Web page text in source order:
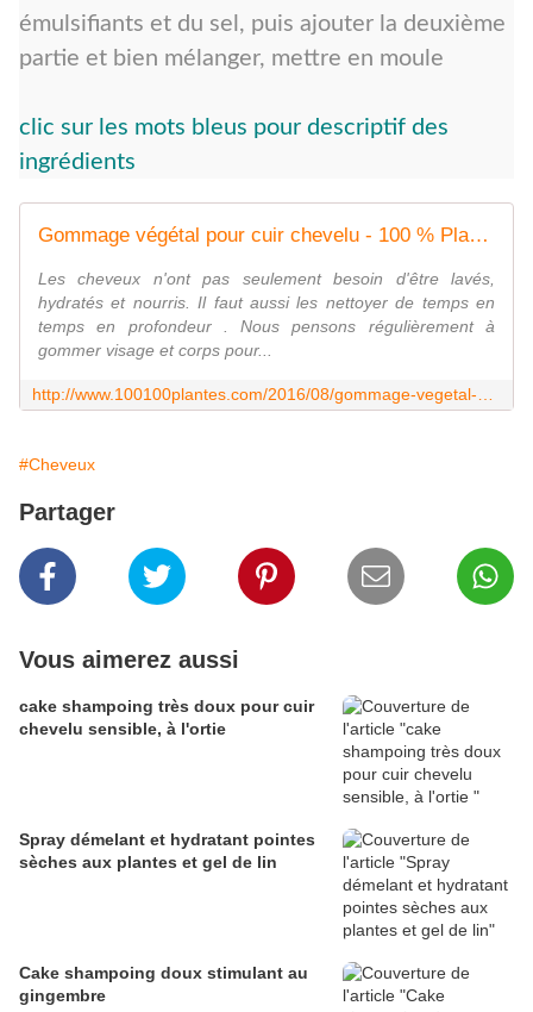
émulsifiants et du sel, puis ajouter la deuxième
partie et bien mélanger, mettre en moule
clic sur les mots bleus pour descriptif des
ingrédients
Gommage végétal pour cuir chevelu - 100 % Plantes Ma Passion
Les cheveux n'ont pas seulement besoin d'être lavés,
hydratés et nourris. Il faut aussi les nettoyer de temps en
temps en profondeur . Nous pensons régulièrement à
gommer visage et corps pour...
#Cheveux
Partager
Vous aimerez aussi
cake shampoing très doux pour cuir
chevelu sensible, à l'ortie
Spray démelant et hydratant pointes
sèches aux plantes et gel de lin
Cake shampoing doux stimulant au
gingembre